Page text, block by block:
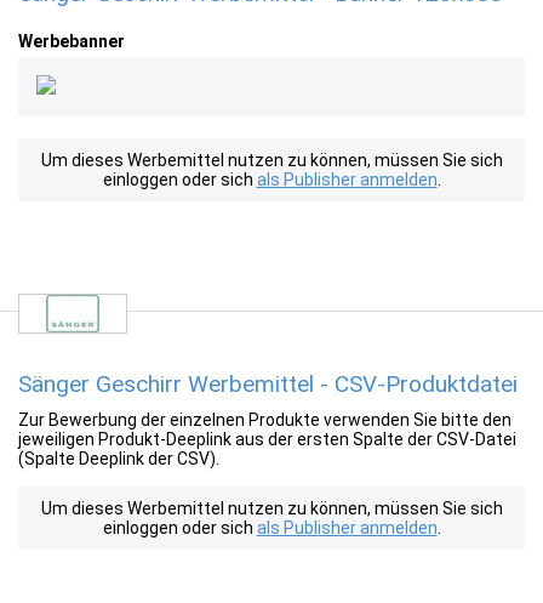
Werbebanner
Um dieses Werbemittel nutzen zu können, müssen Sie sich
einloggen oder sich als Publisher anmelden
Sänger Geschirr Werbemittel - CSV-Produktdatei
Zur Bewerbung der einzelnen Produkte verwenden Sie bitte den
jeweiligen Produkt-Deeplink aus der ersten Spalte der CSV-Datei
(Spalte Deeplink der CSV).
Um dieses Werbemittel nutzen zu können, müssen Sie sich
einloggen oder sich als Publisher anmelden